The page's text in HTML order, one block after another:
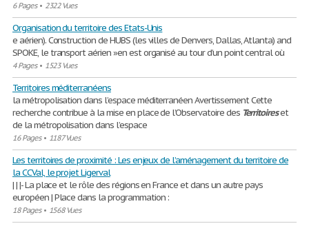
6 Pages• 2322 Vues
Organisation du territoire des Etats-Unis
e aérien). Construction de HUBS (les villes de Denvers, Dallas, Atlanta) and
SPOKE, le transport aérien »en est organisé au tour d’un point central où
4 Pages• 1523 Vues
Territoires méditerranéens
la métropolisation dans l’espace méditerranéen Avertissement Cette
recherche contribue à la mise en place de l’Observatoire des Territoireset
de la métropolisation dans l’espace
16 Pages• 1187 Vues
Les territoires de proximité : Les enjeux de l’aménagement du territoire de
la CCVal, le projet Ligerval
| | |- La place et le rôle des régions en France et dans un autre pays
européen | Place dans la programmation :
18 Pages• 1568 Vues